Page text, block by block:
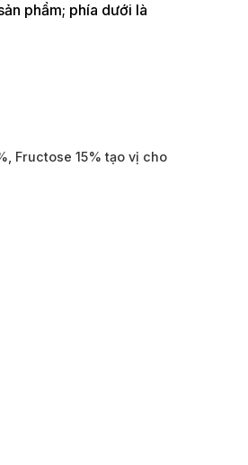
phẩm; phía dưới là
Fructose 15% tạo vị cho